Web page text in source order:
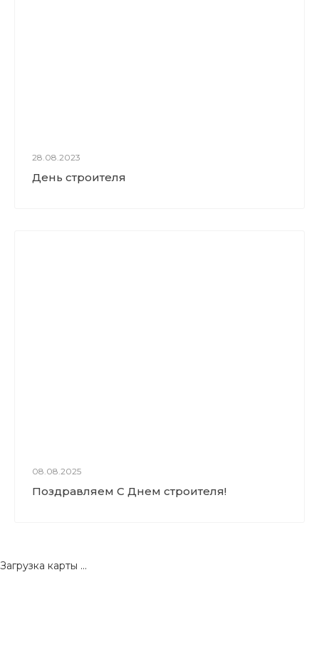
28.08.2023
День строителя
08.08.2025
Поздравляем С Днем строителя!
Загрузка карты ...